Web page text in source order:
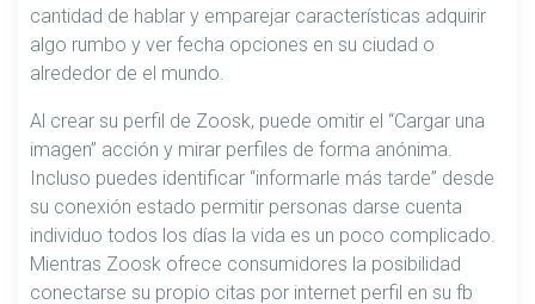
cantidad de hablar y emparejar características adquirir
algo rumbo y ver fecha opciones en su ciudad o
alrededor de el mundo.
Al crear su perfil de Zoosk, puede omitir el “Cargar una
imagen” acción y mirar perfiles de forma anónima.
Incluso puedes identificar “informarle más tarde” desde
su conexión estado permitir personas darse cuenta
individuo todos los días la vida es un poco complicado.
Mientras Zoosk ofrece consumidores la posibilidad
conectarse su propio citas por internet perfil en su fb